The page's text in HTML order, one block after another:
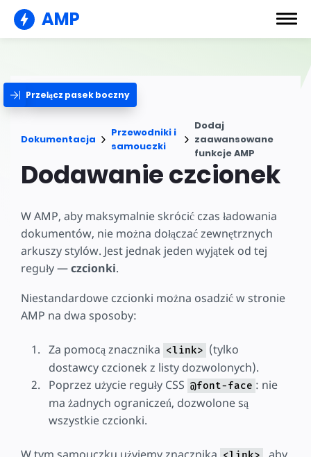
AMP
Przełącz pasek boczny
Dokumentacja
Przewodniki i
samouczki
Dodaj
zaawansowane
funkcje AMP
Dodawanie czcionek
W AMP, aby maksymalnie skrócić czas ładowania
dokumentów, nie można dołączać zewnętrznych
arkuszy stylów. Jest jednak jeden wyjątek od tej
reguły —czcionki.
Niestandardowe czcionki można osadzić w stronie
AMP na dwa sposoby:
Za pomocą znacznika <link> (tylko
dostawcy czcionek z listy dozwolonych).
Poprzez użycie reguły CSS @font-face : nie
ma żadnych ograniczeń, dozwolone są
wszystkie czcionki.